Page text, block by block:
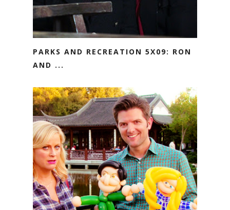
PARKS AND RECREATION 5X09: RON
AND ...